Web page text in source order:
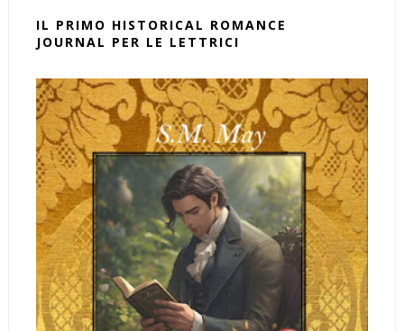
IL PRIMO HISTORICAL ROMANCE
JOURNAL PER LE LETTRICI